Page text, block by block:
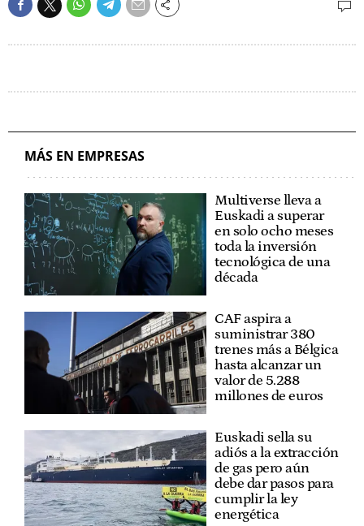
MÁS EN EMPRESAS
Multiverse lleva a
Euskadi a superar
en solo ocho meses
toda la inversión
tecnológica de una
década
CAF aspira a
suministrar 380
trenes más a Bélgica
hasta alcanzar un
valor de 5.288
millones de euros
Euskadi sella su
adiós a la extracción
de gas pero aún
debe dar pasos para
cumplir la ley
energética